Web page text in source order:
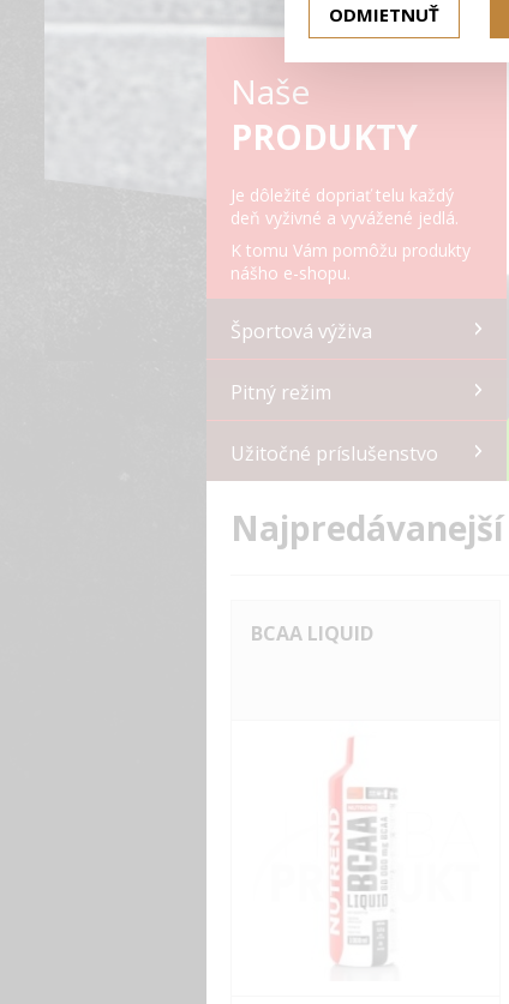
Naše
PRODUKTY
Je dôležité dopriať telu každý
deň vyživné a vyvážené jedlá.
K tomu Vám pomôžu produkty
nášho e-shopu.
Športová výživa
Pitný režim
Užitočné príslušenstvo
Najpredávanejší
BCAA LIQUID
ODMIETNUŤ